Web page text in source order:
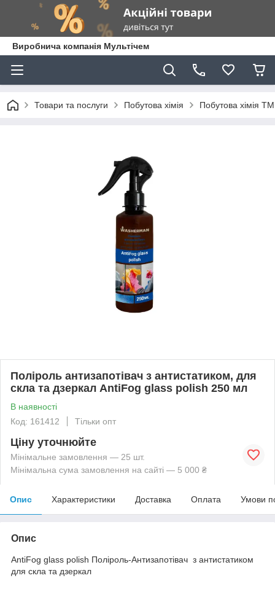
Виробнича компанія Мультічем
Товари та послуги Побутова хімія Побутова хімія
Поліроль антизапотівач з антистатиком, для
скла та дзеркал AntiFog glass polish 250 мл
В наявності
Код: 161412
Тільки опт
Ціну уточнюйте
Мінімальне замовлення — 25 шт.
Мінімальна сума замовлення на сайті — 5 000 ₴
Опис Характеристики Доставка Оплата Умови
Опис
AntiFog glass polish Поліроль-Антизапотівач з антистатиком
для скла та дзеркал